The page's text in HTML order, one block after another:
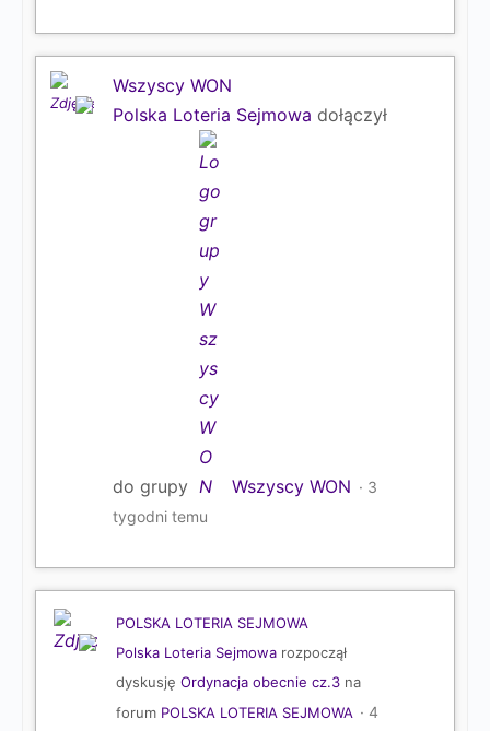
Wszyscy WON
Polska Loteria Sejmowa dołączył
do grupy Wszyscy WON
3
tygodni temu
POLSKA LOTERIA SEJMOWA
Polska Loteria Sejmowarozpoczął
dyskusję Ordynacja obecnie cz.3na
forum POLSKA LOTERIA SEJMOWA
4